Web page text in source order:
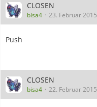
CLOSEN
bisa4 23. Februar 2015
Push
CLOSEN
bisa4 22. Februar 2015